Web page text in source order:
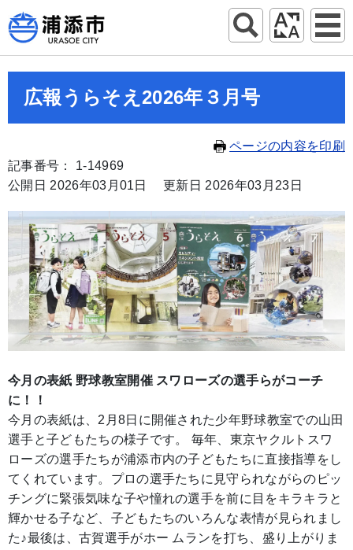
広報うらそえ2026年３月号
ページの内容を印刷
記事番号： 1-14969
公開日 2026年03月01日
更新日 2026年03月23日
今月の表紙 野球教室開催 スワローズの選手らがコーチ
に！！
今月の表紙は、2月8日に開催された少年野球教室での山田
選手と子どもたちの様子です。 毎年、東京ヤクルトスワ
ローズの選手たちが浦添市内の子どもたちに直接指導をし
てくれています。プロの選手たちに見守られながらのピッ
チングに緊張気味な子や憧れの選手を前に目をキラキラと
輝かせる子など、子どもたちのいろんな表情が見られまし
た♪最後は、古賀選手がホー ムランを打ち、盛り上がりま